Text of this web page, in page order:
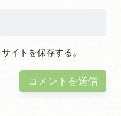
イトを保存する。